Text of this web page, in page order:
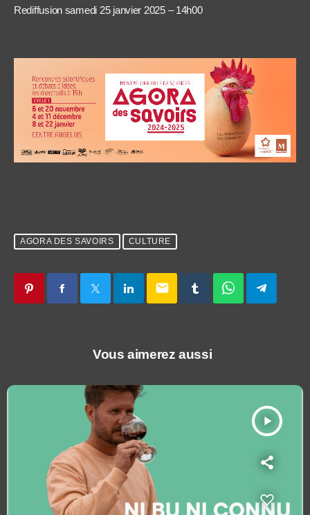
Rediffusion samedi 25 janvier 2025 – 14h00
AGORA DES SAVOIRS CULTURE
email
Vous aimerez aussi
play_arrow